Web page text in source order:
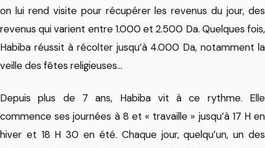
on lui rend visite pour récupérer les revenus du jour, des
revenus qui varient entre 1.000 et 2.500 Da. Quelques fois,
Habiba réussit à récolter jusqu’à 4.000 Da, notamment la
veille des fêtes religieuses…
Depuis plus de 7 ans, Habiba vit à ce rythme. Elle
commence ses journées à 8 et « travaille » jusqu’à 17 H en
hiver et 18 H 30 en été. Chaque jour, quelqu’un, un des